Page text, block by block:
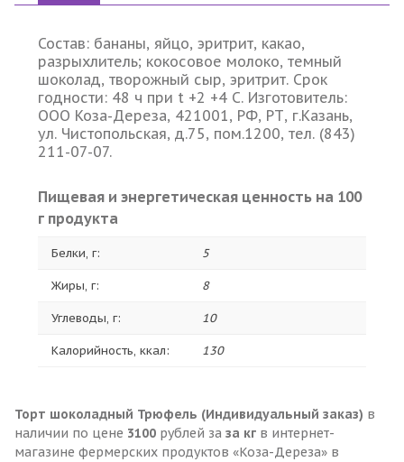
Состав: бананы, яйцо, эритрит, какао,
разрыхлитель; кокосовое молоко, темный
шоколад, творожный сыр, эритрит. Срок
годности: 48 ч при t +2 +4 С. Изготовитель:
ООО Коза-Дереза, 421001, РФ, РТ, г.Казань,
ул. Чистопольская, д.75, пом.1200, тел. (843)
211-07-07.
Пищевая и энергетическая ценность на 100
г продукта
Белки, г: 5
Жиры, г: 8
Углеводы, г: 10
Калорийность, ккал: 130
Торт шоколадный Трюфель (Индивидуальный заказ) в
наличии по цене 3100 рублей за за кг в интернет-
магазине фермерских продуктов «Коза-Дереза» в